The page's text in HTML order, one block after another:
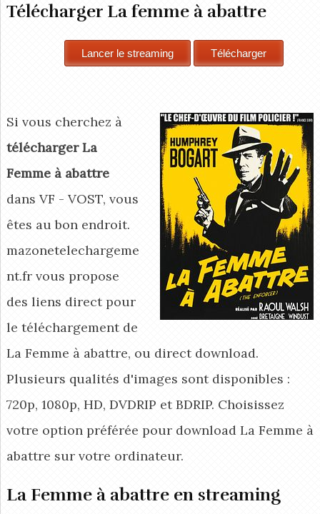
Télécharger La femme à abattre
Si vous cherchez à
télécharger La
Femme à abattre
dans VF - VOST, vous
êtes au bon endroit.
mazonetelechargeme
nt.fr vous propose
des liens direct pour
le téléchargement de
La Femme à abattre, ou direct download.
Plusieurs qualités d'images sont disponibles :
720p, 1080p, HD, DVDRIP et BDRIP. Choisissez
votre option préférée pour download La Femme à
abattre sur votre ordinateur.
La Femme à abattre en streaming